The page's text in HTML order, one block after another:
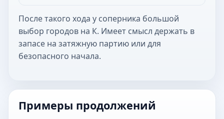
После такого хода у соперника большой
выбор городов на К. Имеет смысл держать в
запасе на затяжную партию или для
безопасного начала.
Примеры продолжений